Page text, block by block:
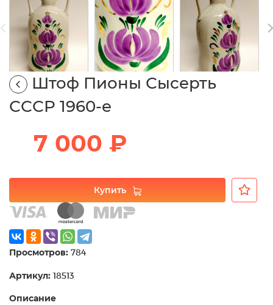
Штоф Пионы Сысерть
СССР 1960-е
7 000 ₽
Купить
Просмотров: 784
Артикул: 18513
Описание